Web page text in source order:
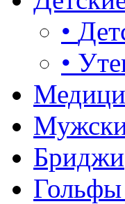
•
•
Бриджи
Гольфы